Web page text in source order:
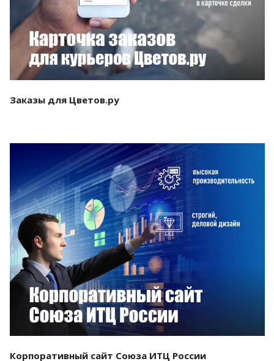
Заказы для Цветов.ру
Смотреть проект
Корпоративный сайт Союза ИТЦ России